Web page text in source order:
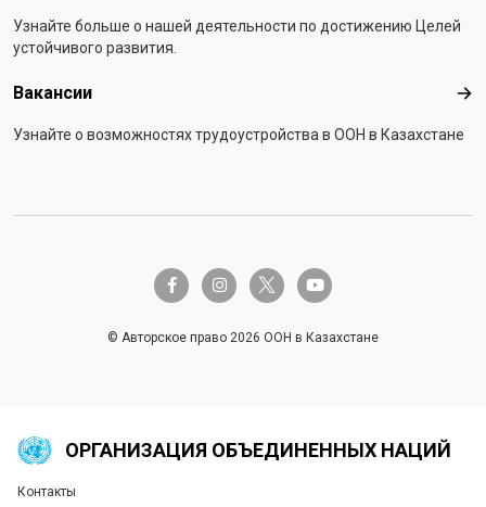
Узнайте больше о нашей деятельности по достижению Целей
устойчивого развития.
Вакансии
Узнайте о возможностях трудоустройства в ООН в Казахстане
facebook-finstagramtwitter-x youtube
© Авторское право 2026 ООН в Казахстане
ОРГАНИЗАЦИЯ ОБЪЕДИНЕННЫХ НАЦИЙ
Global U.N. menu
Контакты